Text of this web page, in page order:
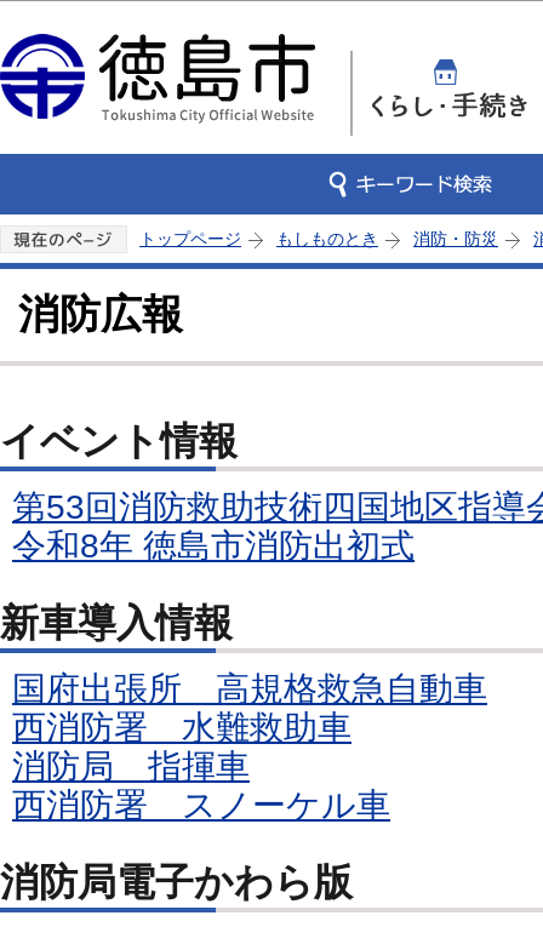
トップページ もしものとき 消防・防災
消防広報
イベント情報
第53回消防救助技術四国地区指導
令和8年 徳島市消防出初式
新車導入情報
国府出張所 高規格救急自動車
西消防署 水難救助車
消防局 指揮車
西消防署 スノーケル車
消防局電子かわら版